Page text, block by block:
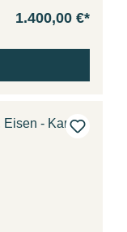
1.400,00 €*